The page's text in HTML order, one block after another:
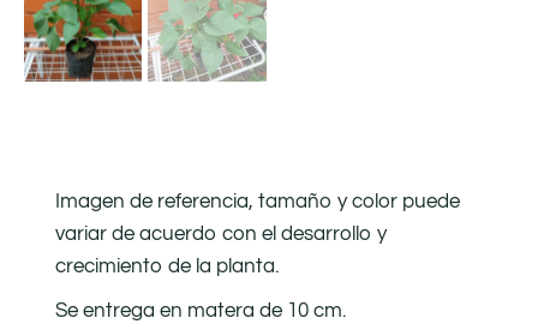
Imagen de referencia, tamaño y color puede
variar de acuerdo con el desarrollo y
crecimiento de la planta.
Se entrega en matera de 10 cm.